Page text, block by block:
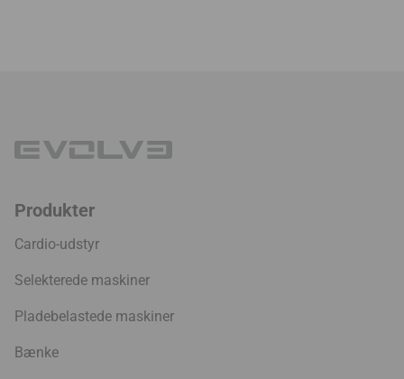
Produkter
Cardio-udstyr
Selekterede maskiner
Pladebelastede maskiner
Bænke